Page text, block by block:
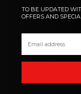
TO BE UPDATED
OFFERS AND